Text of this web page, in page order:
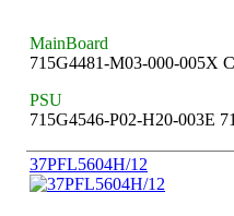
MainBoard
715G4481-M03-000-005X
PSU
715G4546-P02-H20-003E
37PFL5604H/12